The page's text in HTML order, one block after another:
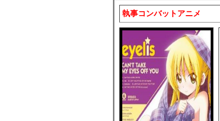
執事コンバットアニメ